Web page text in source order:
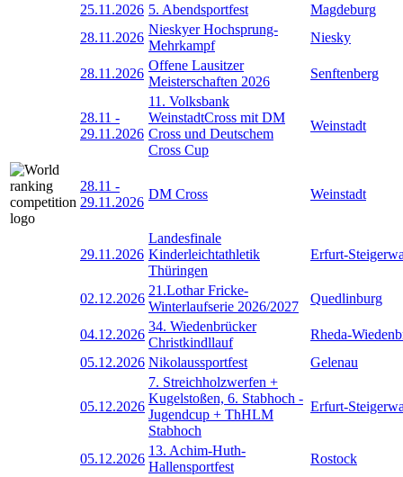
25.11.2026 5. Abendsportfest
Magdeburg
28.11.2026
Nieskyer Hochsprung-
Mehrkampf
Niesky
28.11.2026
Offene Lausitzer
Meisterschaften 2026
Senftenberg
28.11 -
29.11.2026
11. Volksbank
WeinstadtCross mit DM
Cross und Deutschem
Cross Cup
Weinstadt
28.11 -
29.11.2026
DM Cross Weinstadt
29.11.2026
Landesfinale
Kinderleichtathletik
Thüringen
Erfurt-
02.12.2026
21.Lothar Fricke-
Winterlaufserie 2026/2027
Quedlinburg
04.12.2026
34. Wiedenbrücker
Christkindllauf
Rheda-
05.12.2026 Nikolaussportfest Gelenau
05.12.2026
7. Streichholzwerfen +
Kugelstoßen, 6. Stabhoch -
Jugendcup + ThHLM
Stabhoch
Erfurt-
05.12.2026
13. Achim-Huth-
Hallensportfest
Rostock